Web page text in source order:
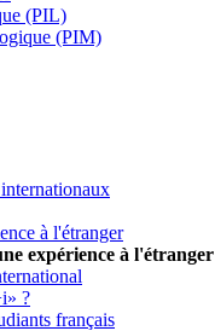
(PIL)
(PIM)
à l'étranger
expérience à l'étranger
?
français